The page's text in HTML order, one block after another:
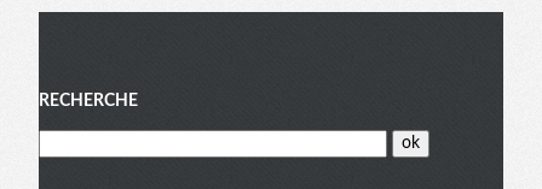
Menu
RECHERCHE